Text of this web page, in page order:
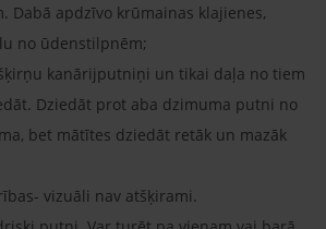
Dabā apdzīvo krūmainas klajienes,
no ūdenstilpnēm;
kanārijputniņi un tikai daļa no tiem
Dziedāt prot aba dzimuma putni no
bet mātītes dziedāt retāk un mazāk
vizuāli nav atšķirami.